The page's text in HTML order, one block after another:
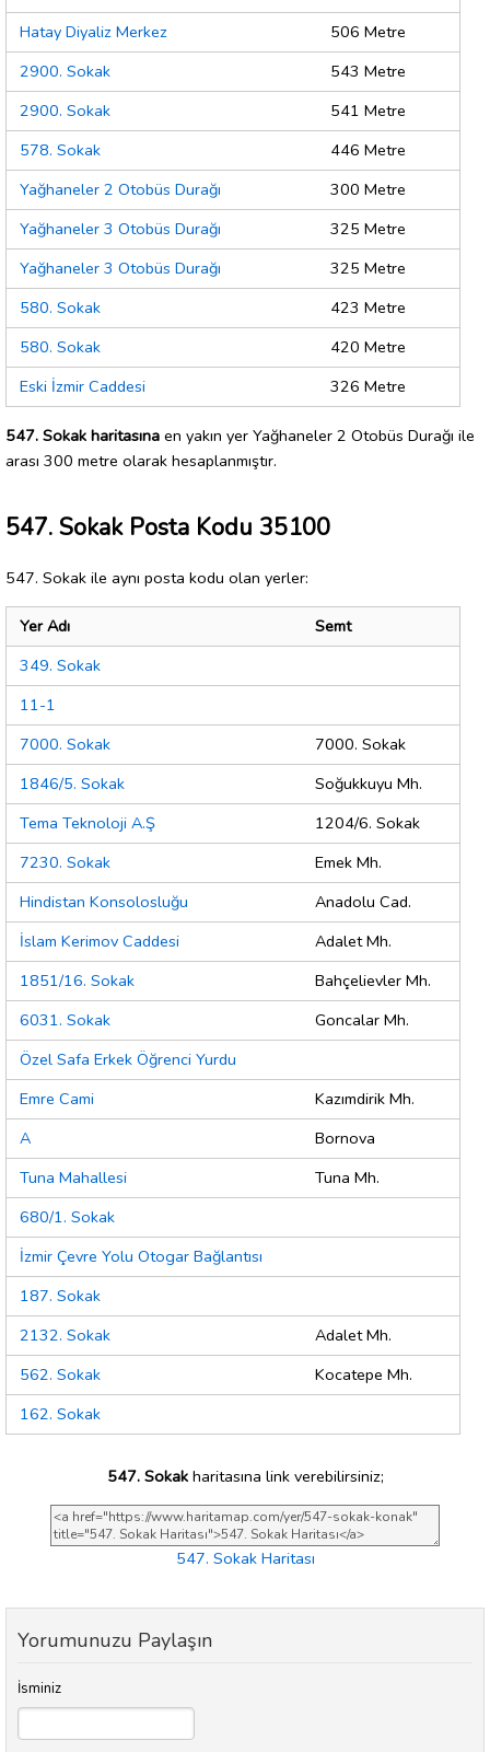
Hatay Diyaliz Merkez
506 Metre
2900. Sokak
543 Metre
2900. Sokak
541 Metre
578. Sokak
446 Metre
Yağhaneler 2 Otobüs Durağı
300 Metre
Yağhaneler 3 Otobüs Durağı
325 Metre
Yağhaneler 3 Otobüs Durağı
325 Metre
580. Sokak
423 Metre
580. Sokak
420 Metre
Eski İzmir Caddesi
326 Metre
547. Sokak haritasına en yakın yer Yağhaneler 2 Otobüs Durağı ile
arası 300 metre olarak hesaplanmıştır.
547. Sokak Posta Kodu 35100
547. Sokak ile aynı posta kodu olan yerler:
Yer Adı
Semt
349. Sokak
11-1
7000. Sokak
7000. Sokak
1846/5. Sokak
Soğukkuyu Mh.
Tema Teknoloji A.Ş
1204/6. Sokak
7230. Sokak
Emek Mh.
Hindistan Konsolosluğu
Anadolu Cad.
İslam Kerimov Caddesi
Adalet Mh.
1851/16. Sokak
Bahçelievler Mh.
6031. Sokak
Goncalar Mh.
Özel Safa Erkek Öğrenci Yurdu
Emre Cami
Kazımdirik Mh.
A
Bornova
Tuna Mahallesi
Tuna Mh.
680/1. Sokak
İzmir Çevre Yolu Otogar Bağlantısı
187. Sokak
2132. Sokak
Adalet Mh.
562. Sokak
Kocatepe Mh.
162. Sokak
547. Sokakharitasına link verebilirsiniz;
547. Sokak Haritası
Yorumunuzu Paylaşın
İsminiz